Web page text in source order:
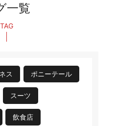
一覧
TAG
ス ポニーテール
スーツ
飲食店